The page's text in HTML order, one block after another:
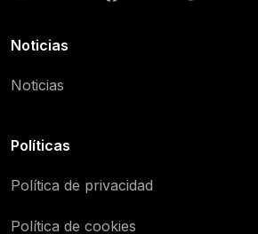
Noticias
Noticias
Políticas
Política de privacidad
Política de cookies